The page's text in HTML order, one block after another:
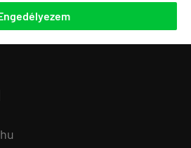
Letölthető termékek